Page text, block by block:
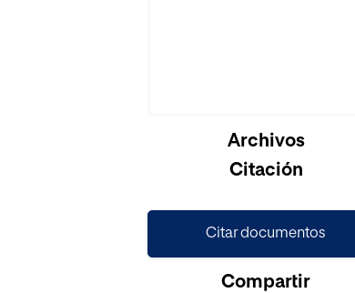
Archivos
Citación
Citar documentos
Compartir